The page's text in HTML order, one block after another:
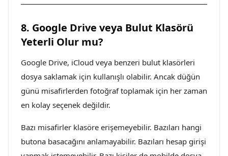
8. Google Drive veya Bulut Klasörü
Yeterli Olur mu?
Google Drive, iCloud veya benzeri bulut klasörleri
dosya saklamak için kullanışlı olabilir. Ancak düğün
günü misafirlerden fotoğraf toplamak için her zaman
en kolay seçenek değildir.
Bazı misafirler klasöre erişemeyebilir. Bazıları hangi
butona basacağını anlamayabilir. Bazıları hesap girişi